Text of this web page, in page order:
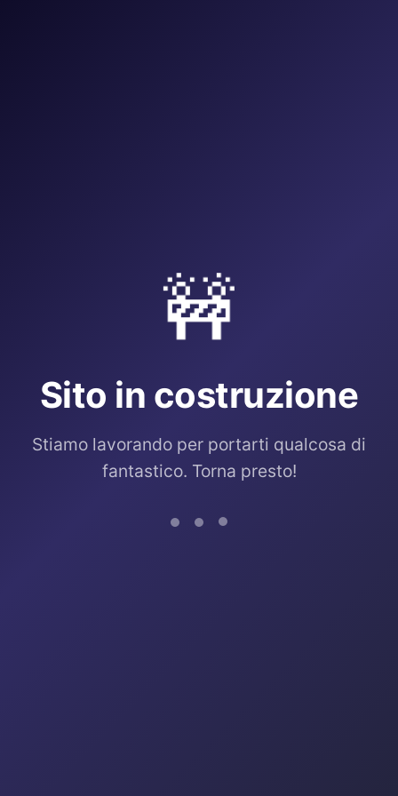
🚧
Sito in costruzione
Stiamo lavorando per portarti qualcosa di
fantastico. Torna presto!